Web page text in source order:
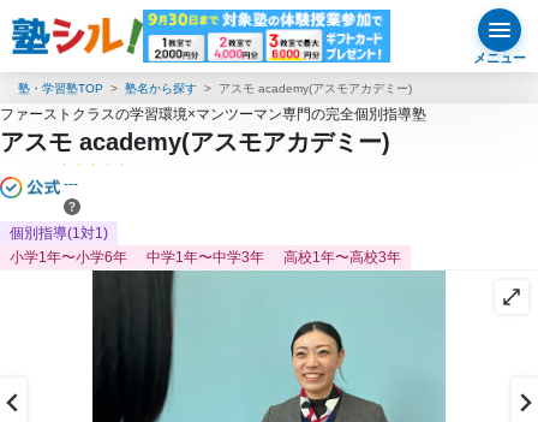
メニュー
塾・学習塾TOP 塾名から探す アスモ academy(アスモアカデミー)
ファーストクラスの学習環境×マンツーマン専門の完全個別指導塾
アスモ academy(アスモアカデミー)
---
個別指導(1対1)
小学1年〜小学6年
中学1年〜中学3年 高校1年〜高校3年